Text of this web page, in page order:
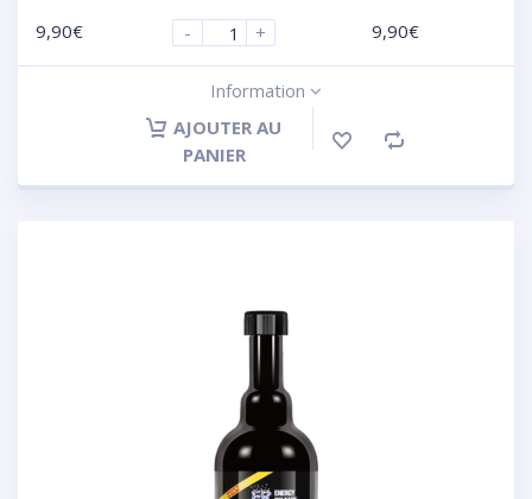
9,90€ - + 9,90€
Information
AJOUTER AU
PANIER